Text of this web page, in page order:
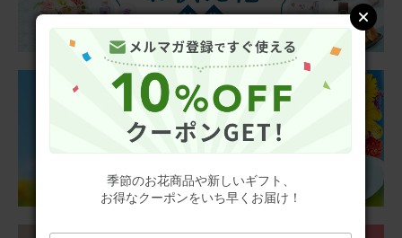
クリスマスからお正月にかけて長く楽しみたいと思い赤い
お花の鉢植えにしましたが、期待通りどちらのイベントに
も合い、1月4日現在も綺麗に咲いています。お花があるだ
けで華やかな雰囲気になるので毎年購入したいです。
アレンジメント(赤) Sサイズ
ブルーミーユーザーさん
50代
季節のお花商品や新しいギフト、
お得なクーポンをいち早くお届け！